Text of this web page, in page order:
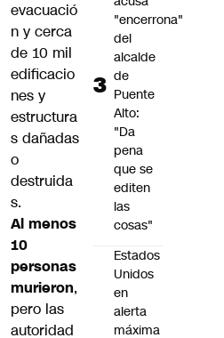
evacuació
n y cerca
de 10 mil
edificacio
nes y
estructura
s dañadas
o
destruida
s.
Al menos
10
personas
murieron,
pero las
autoridad
"encerrona"
del
alcalde
de
Puente
Alto:
"Da
pena
que se
editen
las
cosas"
Estados
Unidos
en
alerta
máxima